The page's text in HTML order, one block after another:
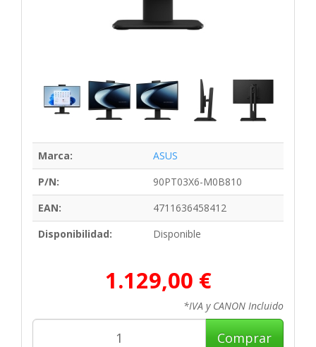
Marca:
ASUS
P/N:
90PT03X6-M0B810
EAN:
4711636458412
Disponibilidad:
Disponible
1.129,00 €
*IVA y CANON Incluido
Comprar